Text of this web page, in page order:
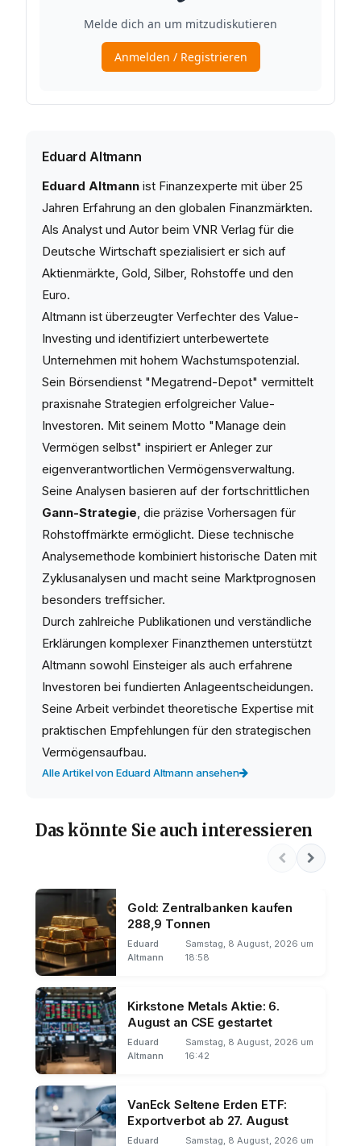
Eduard Altmann
Eduard Altmann ist Finanzexperte mit über 25
Jahren Erfahrung an den globalen Finanzmärkten.
Als Analyst und Autor beim VNR Verlag für die
Deutsche Wirtschaft spezialisiert er sich auf
Aktienmärkte, Gold, Silber, Rohstoffe und den
Euro.
Altmann ist überzeugter Verfechter des Value-
Investing und identifiziert unterbewertete
Unternehmen mit hohem Wachstumspotenzial.
Sein Börsendienst "Megatrend-Depot" vermittelt
praxisnahe Strategien erfolgreicher Value-
Investoren. Mit seinem Motto "Manage dein
Vermögen selbst" inspiriert er Anleger zur
eigenverantwortlichen Vermögensverwaltung.
Seine Analysen basieren auf der fortschrittlichen
Gann-Strategie, die präzise Vorhersagen für
Rohstoffmärkte ermöglicht. Diese technische
Analysemethode kombiniert historische Daten mit
Zyklusanalysen und macht seine Marktprognosen
besonders treffsicher.
Durch zahlreiche Publikationen und verständliche
Erklärungen komplexer Finanzthemen unterstützt
Altmann sowohl Einsteiger als auch erfahrene
Investoren bei fundierten Anlageentscheidungen.
Seine Arbeit verbindet theoretische Expertise mit
praktischen Empfehlungen für den strategischen
Vermögensaufbau.
Alle Artikel von Eduard Altmann ansehen
Das könnte Sie auch interessieren
Gold: Zentralbanken kaufen
288,9 Tonnen
Eduard
Altmann
Samstag, 8 August, 2026 um
18:58
Kirkstone Metals Aktie: 6.
August an CSE gestartet
Eduard
Altmann
Samstag, 8 August, 2026 um
16:42
VanEck Seltene Erden ETF:
Exportverbot ab 27. August
Eduard
Samstag, 8 August, 2026 um